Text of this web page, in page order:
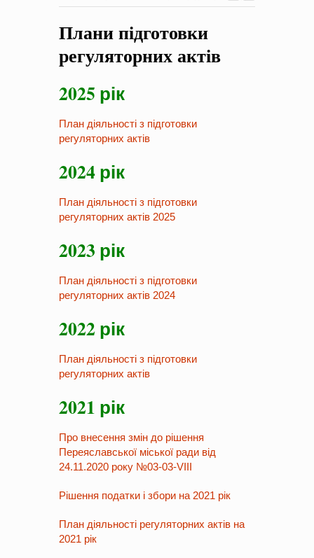
на період 2018 – 2020 роки Оголошення про збір ідей
0 Коментарів
Плани підготовки
регуляторних актів
2025 рік
План дiяльностi з пiдготовки
регуляторних актiв
2024 рік
План діяльності з підготовки
регуляторних актів 2025
2023 рік
План діяльності з підготовки
регуляторних актів 2024
2022 рік
План діяльності з підготовки
регуляторних актів
2021 рік
Про внесення змін до рішення
Переяславської міської ради від
24.11.2020 року №03-03-VIII
Рішення податки і збори на 2021 рік
План діяльності регуляторних актів на
2021 рік